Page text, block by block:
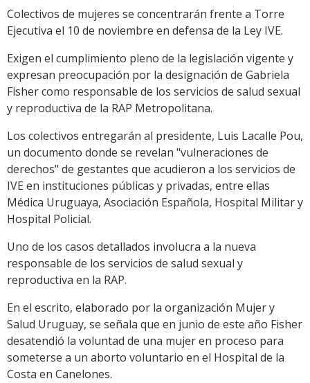
Colectivos de mujeres se concentrarán frente a Torre
Ejecutiva el 10 de noviembre en defensa de la Ley IVE.
Exigen el cumplimiento pleno de la legislación vigente y
expresan preocupación por la designación de Gabriela
Fisher como responsable de los servicios de salud sexual
y reproductiva de la RAP Metropolitana.
Los colectivos entregarán al presidente, Luis Lacalle Pou,
un documento donde se revelan "vulneraciones de
derechos" de gestantes que acudieron a los servicios de
IVE en instituciones públicas y privadas, entre ellas
Médica Uruguaya, Asociación Española, Hospital Militar y
Hospital Policial.
Uno de los casos detallados involucra a la nueva
responsable de los servicios de salud sexual y
reproductiva en la RAP.
En el escrito, elaborado por la organización Mujer y
Salud Uruguay, se señala que en junio de este año Fisher
desatendió la voluntad de una mujer en proceso para
someterse a un aborto voluntario en el Hospital de la
Costa en Canelones.